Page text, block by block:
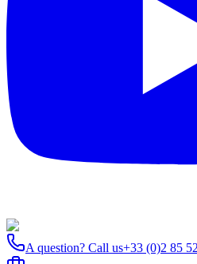
A question? Call us+33 (0)2 85